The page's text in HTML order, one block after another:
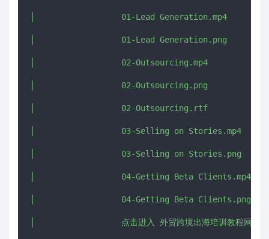
│                  01-Lead Generation.mp4
│                  01-Lead Generation.png
│                  02-Outsourcing.mp4
│                  02-Outsourcing.png
│                  02-Outsourcing.rtf
│                  03-Selling on Stories.mp4
│                  03-Selling on Stories.png
│                  04-Getting Beta Clients.mp4
│                  04-Getting Beta Clients.png
│                  点击进入 外贸跨境出海培训教程网站 -